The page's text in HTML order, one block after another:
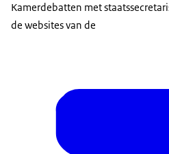
Kamerdebatten met
de websites van de